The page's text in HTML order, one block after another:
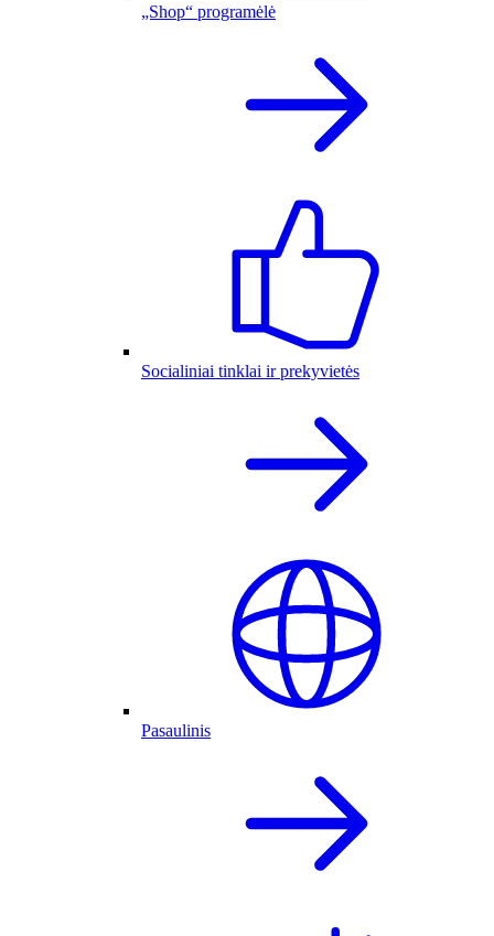
„Shop“ programėlė
Socialiniai tinklai ir prekyvietės
Pasaulinis